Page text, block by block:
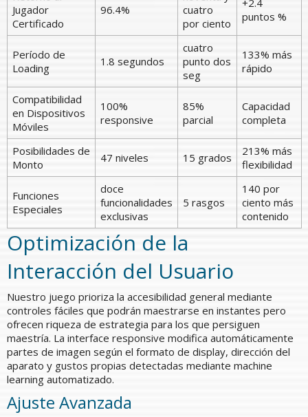
Jugador
Certificado
96.4%
cuatro
por ciento
puntos %
Período de
Loading
1.8 segundos
cuatro
punto dos
seg
133% más
rápido
Compatibilidad
en Dispositivos
Móviles
100%
responsive
85%
parcial
Capacidad
completa
Posibilidades de
Monto
47 niveles 15 grados
213% más
flexibilidad
Funciones
Especiales
doce
funcionalidades
exclusivas
5 rasgos
140 por
ciento más
contenido
Optimización de la
Interacción del Usuario
Nuestro juego prioriza la accesibilidad general mediante
controles fáciles que podrán maestrarse en instantes pero
ofrecen riqueza de estrategia para los que persiguen
maestría. La interface responsive modifica automáticamente
partes de imagen según el formato de display, dirección del
aparato y gustos propias detectadas mediante machine
learning automatizado.
Ajuste Avanzada